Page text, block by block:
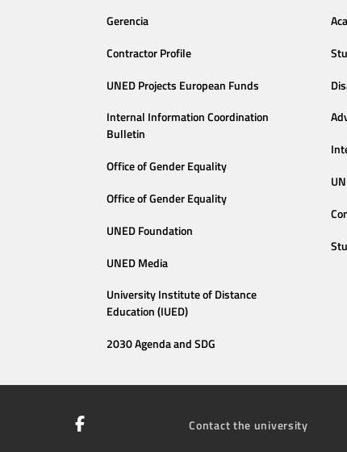
Gerencia
Contractor Profile
UNED Projects European Funds
Internal Information Coordination
Bulletin
Office of Gender Equality
Office of Gender Equality
UNED Foundation
UNED Media
University Institute of Distance
Education (IUED)
2030 Agenda and SDG
Contact the university